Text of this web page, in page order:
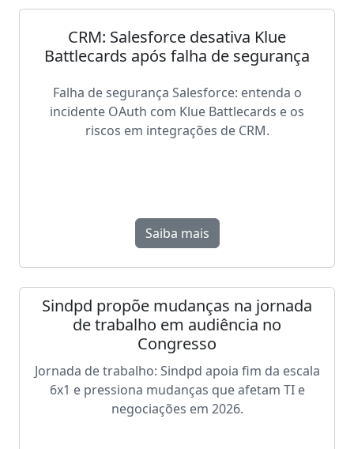
CRM: Salesforce desativa Klue
Battlecards após falha de segurança
Falha de segurança Salesforce: entenda o
incidente OAuth com Klue Battlecards e os
riscos em integrações de CRM.
Saiba mais
Sindpd propõe mudanças na jornada
de trabalho em audiência no
Congresso
Jornada de trabalho: Sindpd apoia fim da escala
6x1 e pressiona mudanças que afetam TI e
negociações em 2026.